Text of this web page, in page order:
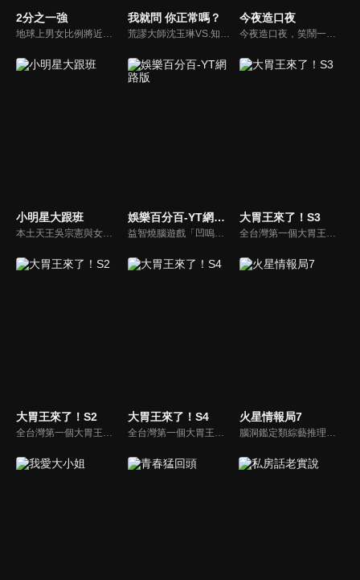
2分之一強 我就問 你正常嗎？ 今夜造口夜
今夜造口夜，笑鬧一整夜。以網路自製嘲諷節目走紅、在網路擁有廣大支持群眾和影響力的主播「視網膜」，藉此一揉合綜藝與喜劇之談話性節目，帶觀眾以輕鬆之方式，瞭解時下最熱門、最能引起共鳴的社會議題、現象和人物。 多元的切入角度、最輕鬆易懂的議題剖析、言論尺度不設限！
小明星大跟班
本土天王吳宗憲與女兒吳姍儒（Sandy）搭檔主持，每集邀請來賓暢談演藝圈大小事，父女檔聯手笑果十足，老梗搭上新世代，最新組合強勢登場！
娛樂百分百-YT網路版
益智燒腦遊戲「凹嗚狼人殺」激發你的邏輯推理能力，偶像巨星雲集，全球娛樂資訊，一手掌握不脫節！2025全新升級改版，盡在《娛樂百分百-YT網路版》！
大胃王來了！S3
全台灣第一個大胃王美食節目，由主持人帶領大胃王們及名人來賓吃遍台灣美食，每趟旅程都有不同的美食主題以及遊戲互動，並藉由大胃王幸福地享用，讓觀眾深刻了解台灣美食文化的豐富特色！
大胃王來了！S2
全台灣第一個大胃王美食節目，由主持人帶領大胃王們及名人來賓吃遍台灣美食，每趟旅程都有不同的美食主題以及遊戲互動，並藉由大胃王幸福地享用，讓觀眾深刻了解台灣美食文化的豐富特色！
大胃王來了！S4
全台灣第一個大胃王美食節目，由主持人帶領大胃王們及名人來賓吃遍台灣美食，每趟旅程都有不同的美食主題以及遊戲互動，並藉由大胃王幸福地享用，讓觀眾深刻了解台灣美食文化的豐富特色！
火星情報局7
腦洞鑑定類綜藝推理脫口秀，陣容為薛之謙、大張偉、楊迪、劉維、黃子弘凡、黃聖依、龐博等…節目圍繞著當下熱梗熱點、觀眾的興趣點、共鳴點展開故事；火星特工廣發英雄帖正面對撞，迎戰近年最出圈、最有趣、最敢說的廠牌大咖們。真金不怕火煉！一場席卷全網的廠牌巔峰之戰即將展開！